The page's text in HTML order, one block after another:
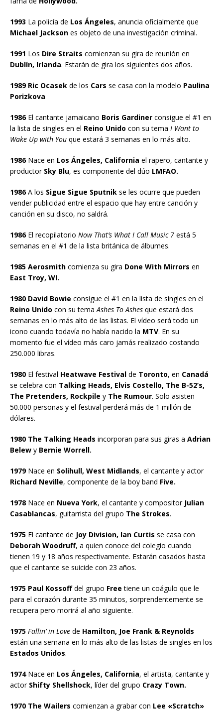
1993 La policía de Los Ángeles, anuncia oficialmente que
Michael Jackson es objeto de una investigación criminal.
1991 Los Dire Straits comienzan su gira de reunión en
Dublín, Irlanda. Estarán de gira los siguientes dos años.
1989 Ric Ocasek de los Cars se casa con la modelo Paulina
Porizkova
1986El cantante jamaicano Boris Gardiner consigue el #1 en
la lista de singles en el Reino Unido con su tema I Want to
Wake Up with You que estará 3 semanas en lo más alto.
1986Nace en Los Ángeles, California el rapero, cantante y
productorSky Blu, es componente del dúo LMFAO.
1986A los Sigue Sigue Sputnik se les ocurre que pueden
vender publicidad entre el espacio que hay entre canción y
canción en su disco, no saldrá.
1986El recopilatorio Now That’s What I Call Music 7 está 5
semanas en el #1 de la lista británica de álbumes.
1985 Aerosmith comienza su gira Done With Mirrors en
East Troy, WI.
1980 David Bowie consigue el #1 en la lista de singles en el
Reino Unido con su tema Ashes To Ashes que estará dos
semanas en lo más alto de las listas. El vídeo será todo un
icono cuando todavía no había nacido la MTV. En su
momento fue el vídeo más caro jamás realizado costando
250.000 libras.
1980 El festival Heatwave Festival de Toronto, en Canadá
se celebra con Talking Heads, Elvis Costello, The B-52’s,
The Pretenders, Rockpile y The Rumour. Solo asisten
50.000 personas y el festival perderá más de 1 millón de
dólares.
1980 The Talking Heads incorporan para sus giras a Adrian
Belew y Bernie Worrell.
1979Nace en Solihull, West Midlands, el cantante y actor
Richard Neville, componente de la boy band Five.
1978 Nace en Nueva York, el cantante y compositor Julian
Casablancas, guitarrista del grupo The Strokes.
1975 El cantante de Joy Division, Ian Curtis se casa con
Deborah Woodruff, a quien conoce del colegio cuando
tienen 19 y 18 años respectivamente. Estarán casados hasta
que el cantante se suicide con 23 años.
1975 Paul Kossoffdel grupo Free tiene un coágulo que le
para el corazón durante 35 minutos, sorprendentemente se
recupera pero morirá al año siguiente.
1975 Fallin’ in Love de Hamilton, Joe Frank & Reynolds
están una semana en lo más alto de las listas de singles en los
Estados Unidos.
1974Nace en Los Ángeles, California, el artista, cantante y
actorShifty Shellshock, líder del grupo Crazy Town.
1970 The Wailers comienzan a grabar con Lee «Scratch»